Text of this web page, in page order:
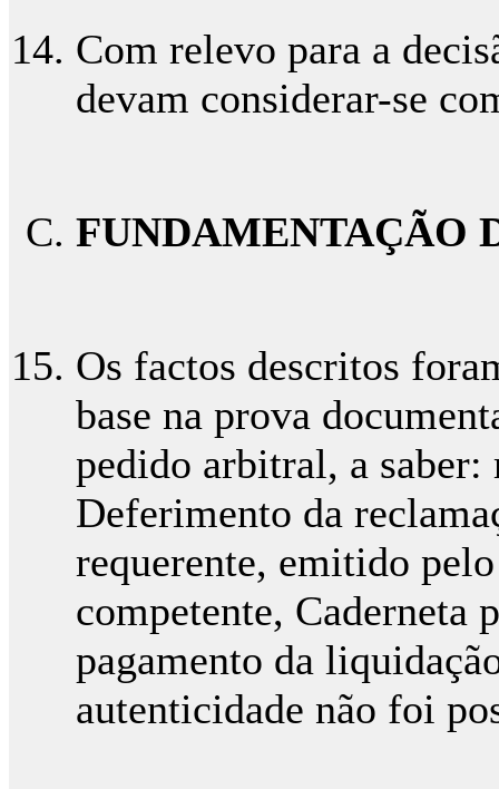
Com relevo para a
devam considerar-se
FUNDAMENTAÇÃO
Os factos descritos
base na prova
pedido arbitral, a
Deferimento da
requerente, emitido
competente, Caderneta
pagamento da
autenticidade não foi